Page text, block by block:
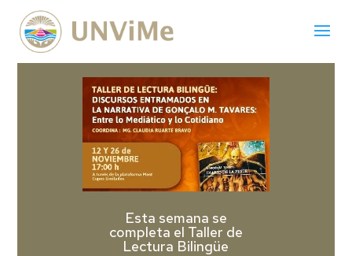
Esta semana se
completa el Taller de
Lectura Bilingüe